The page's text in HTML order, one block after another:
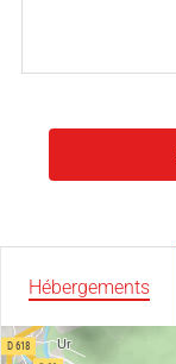
Hébergements